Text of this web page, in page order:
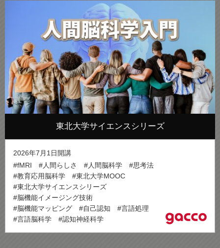
東北大学サイエンスシリーズ
2026年7月1日開講
#fMRI
#人間らしさ #人間脳科学
#思考法
#教育応用脳科学
#東北大学MOOC
#東北大学サイエンスシリーズ
#脳機能イメージング技術
#脳機能マッピング
#自己認知
#言語処理
#言語脳科学
#認知神経科学